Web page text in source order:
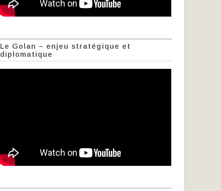
Le Golan – enjeu stratégique et
diplomatique